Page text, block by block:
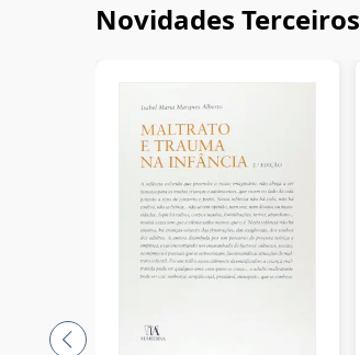
Novidades Terceiros